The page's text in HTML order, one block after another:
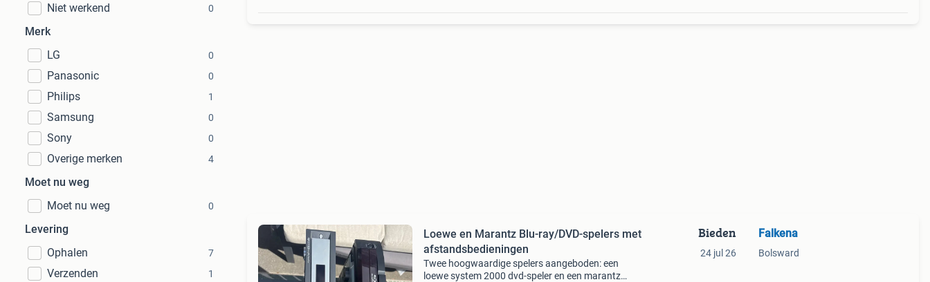
Niet werkend 0
Merk
LG
0
Panasonic 0
Philips 1
Samsung 0
Sony 0
Overige merken 4
Moet nu weg
Moet nu weg
0
Levering
Ophalen
7
Verzenden 1
Loewe en Marantz Blu-ray/DVD-spelers met
afstandsbedieningen
Twee hoogwaardige spelers aangeboden: een
loewe system 2000 dvd-speler en een marantz
Bieden
24 jul 26
Falkena
Bolsward